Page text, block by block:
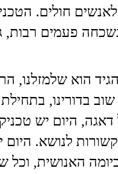
חולים.
פעמים רבות,
הוא שלמזלנו,
בדורינו, בתחילת
ואל דאגה, היום יש
לנושא. היום
האנושית, וכל